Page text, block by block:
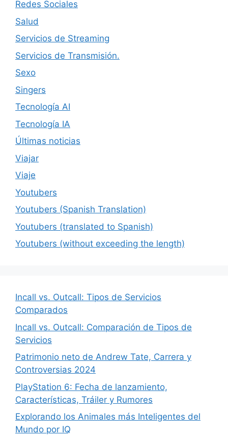
Redes Sociales
Salud
Servicios de Streaming
Servicios de Transmisión.
Sexo
Singers
Tecnología AI
Tecnología IA
Últimas noticias
Viajar
Viaje
Youtubers
Youtubers (Spanish Translation)
Youtubers (translated to Spanish)
Youtubers (without exceeding the length)
Incall vs. Outcall: Tipos de Servicios
Comparados
Incall vs. Outcall: Comparación de Tipos de
Servicios
Patrimonio neto de Andrew Tate, Carrera y
Controversias 2024
PlayStation 6: Fecha de lanzamiento,
Características, Tráiler y Rumores
Explorando los Animales más Inteligentes del
Mundo por IQ